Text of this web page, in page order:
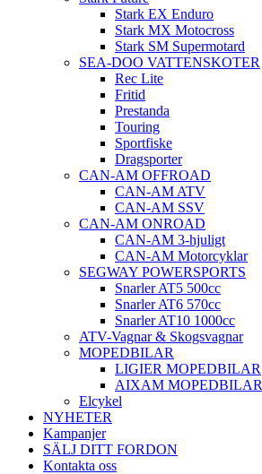
Stark EX Enduro
Stark MX Motocross
Stark SM Supermotard
SEA-DOO VATTENSKOTER
Rec Lite
Fritid
Prestanda
Touring
Sportfiske
Dragsporter
CAN-AM OFFROAD
CAN-AM ATV
CAN-AM SSV
CAN-AM ONROAD
CAN-AM 3-hjuligt
CAN-AM Motorcyklar
SEGWAY POWERSPORTS
Snarler AT5 500cc
Snarler AT6 570cc
Snarler AT10 1000cc
ATV-Vagnar & Skogsvagnar
MOPEDBILAR
LIGIER MOPEDBILAR
AIXAM MOPEDBILAR
Elcykel
NYHETER
Kampanjer
SÄLJ DITT FORDON
Kontakta oss